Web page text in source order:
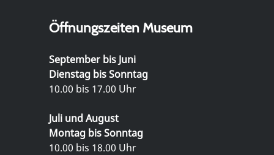
Öffnungszeiten Museum
September bis Juni
Dienstag bis Sonntag
10.00 bis 17.00 Uhr
Juli und August
Montag bis Sonntag
10.00 bis 18.00 Uhr